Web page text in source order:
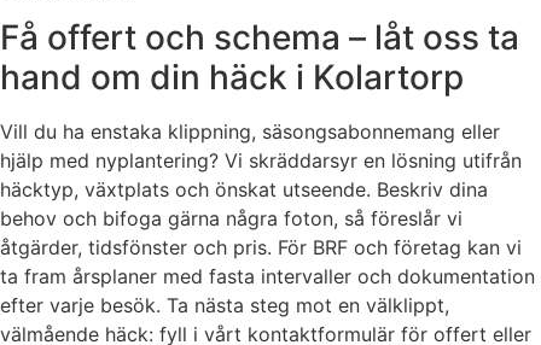
Få offert och schema – låt oss ta
hand om din häck i Kolartorp
Vill du ha enstaka klippning, säsongsabonnemang eller
hjälp med nyplantering? Vi skräddarsyr en lösning utifrån
häcktyp, växtplats och önskat utseende. Beskriv dina
behov och bifoga gärna några foton, så föreslår vi
åtgärder, tidsfönster och pris. För BRF och företag kan vi
ta fram årsplaner med fasta intervaller och dokumentation
efter varje besök. Ta nästa steg mot en välklippt,
välmående häck: fyll i vårt kontaktformulär för offert eller